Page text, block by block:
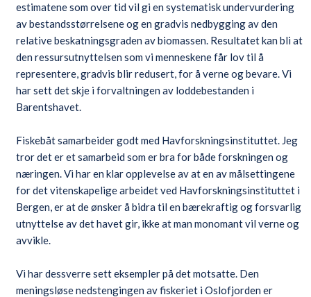
estimatene som over tid vil gi en systematisk undervurdering
av bestandsstørrelsene og en gradvis nedbygging av den
relative beskatningsgraden av biomassen. Resultatet kan bli at
den ressursutnyttelsen som vi menneskene får lov til å
representere, gradvis blir redusert, for å verne og bevare. Vi
har sett det skje i forvaltningen av loddebestanden i
Barentshavet.
Fiskebåt samarbeider godt med Havforskningsinstituttet. Jeg
tror det er et samarbeid som er bra for både forskningen og
næringen. Vi har en klar opplevelse av at en av målsettingene
for det vitenskapelige arbeidet ved Havforskningsinstituttet i
Bergen, er at de ønsker å bidra til en bærekraftig og forsvarlig
utnyttelse av det havet gir, ikke at man monomant vil verne og
avvikle.
Vi har dessverre sett eksempler på det motsatte. Den
meningsløse nedstengingen av fiskeriet i Oslofjorden er